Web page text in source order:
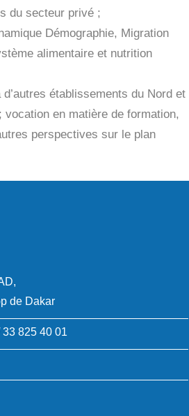
du secteur privé ;
Démographie, Migration
alimentaire et nutrition
établissements du Nord et
vocation en matière de formation,
perspectives sur le plan
de Dakar
825 40 01